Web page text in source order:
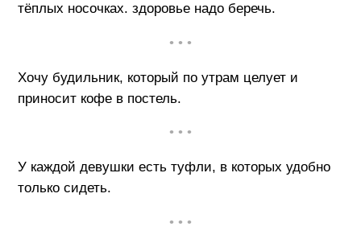
тёплых носочках. здоровье надо беречь.
• • •
Хочу будильник, который по утрам целует и
приносит кофе в постель.
• • •
У каждой девушки есть туфли, в которых удобно
только сидеть.
• • •